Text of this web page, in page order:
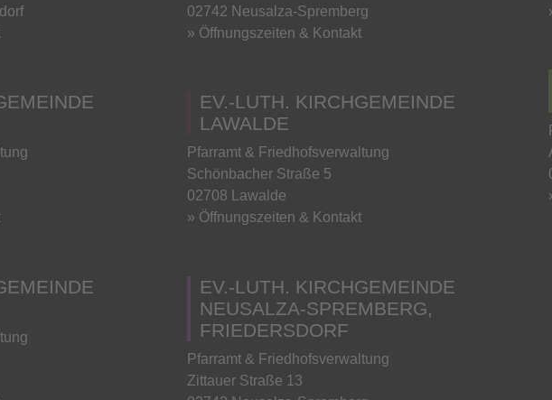
02742 Neusalza-Spremberg
» Öffnungszeiten & Kontakt
EV.-LUTH. KIRCHGEMEINDE
LAWALDE
Pfarramt & Friedhofsverwaltung
Schönbacher Straße 5
02708 Lawalde
» Öffnungszeiten & Kontakt
EV.-LUTH. KIRCHGEMEINDE
NEUSALZA-SPREMBERG,
FRIEDERSDORF
Pfarramt & Friedhofsverwaltung
Zittauer Straße 13